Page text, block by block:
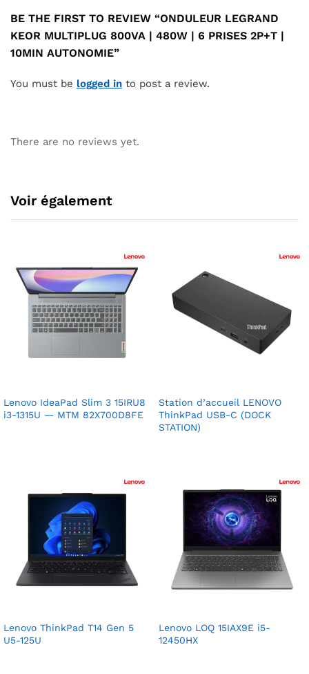
BE THE FIRST TO REVIEW “ONDULEUR LEGRAND
KEOR MULTIPLUG 800VA | 480W | 6 PRISES 2P+T |
10MIN AUTONOMIE”
You must be logged in to post a review.
There are no reviews yet.
Voir également
Lenovo IdeaPad Slim 3 15IRU8
i3-1315U — MTM 82X700D8FE
Station d’accueil LENOVO
ThinkPad USB-C (DOCK
STATION)
Lenovo ThinkPad T14 Gen 5
U5-125U
Lenovo LOQ 15IAX9E i5-
12450HX